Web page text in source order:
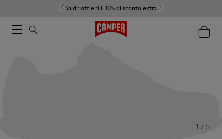
Saldi: ottieni il 10% di sconto extra
1 / 5